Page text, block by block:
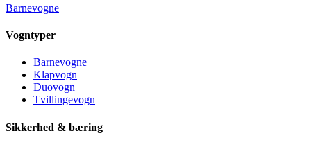
Barnevogne
Vogntyper
Barnevogne
Klapvogn
Duovogn
Tvillingevogn
Sikkerhed & bæring